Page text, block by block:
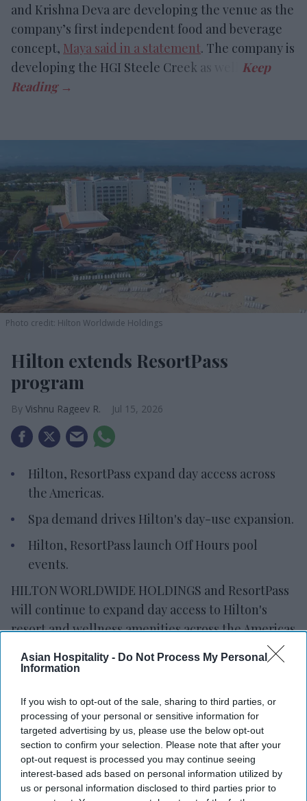
Asian Hospitality - Do Not Process My Personal
Information
If you wish to opt-out of the sale, sharing to third parties, or
processing of your personal or sensitive information for
targeted advertising by us, please use the below opt-out
section to confirm your selection. Please note that after your
opt-out request is processed you may continue seeing
interest-based ads based on personal information utilized by
us or personal information disclosed to third parties prior to
and Krishna Deva are developing the venue as the
company’s first independent food and beverage
concept, Maya said in a statement. The company is
developing the HGI Steele Creek as well.
Photo credit: Hilton Worldwide Holdings
Hilton extends ResortPass
program
Vishnu Rageev R. Jul 15, 2026
Hilton, ResortPass expand day access across
the Americas.
Spa demand drives Hilton's day-use expansion.
Hilton, ResortPass launch Off Hours pool
events.
HILTON WORLDWIDE HOLDINGS and ResortPass
will continue to expand day access to Hilton's
resort and wellness amenities across the Americas
access to pools, spas, fitness centers, private
Hilton expanded its offerings in response to
changing traveler and consumer preferences,
company said in a statement. Growing demand for
spa and wellness offerings prompted Hilton
properties to expand their day-use wellness